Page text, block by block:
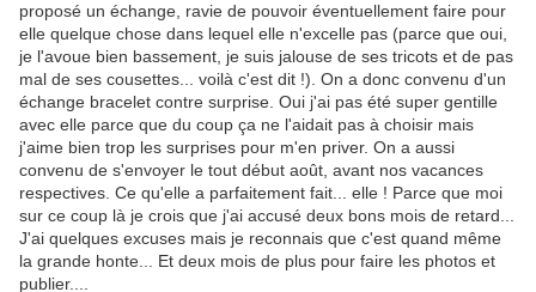
proposé un échange, ravie de pouvoir éventuellement faire pour
elle quelque chose dans lequel elle n'excelle pas (parce que oui,
je l'avoue bien bassement, je suis jalouse de ses tricots et de pas
mal de ses cousettes... voilà c'est dit !). On a donc convenu d'un
échange bracelet contre surprise. Oui j'ai pas été super gentille
avec elle parce que du coup ça ne l'aidait pas à choisir mais
j'aime bien trop les surprises pour m'en priver. On a aussi
convenu de s'envoyer le tout début août, avant nos vacances
respectives. Ce qu'elle a parfaitement fait... elle ! Parce que moi
sur ce coup là je crois que j'ai accusé deux bons mois de retard...
J'ai quelques excuses mais je reconnais que c'est quand même
la grande honte... Et deux mois de plus pour faire les photos et
publier....